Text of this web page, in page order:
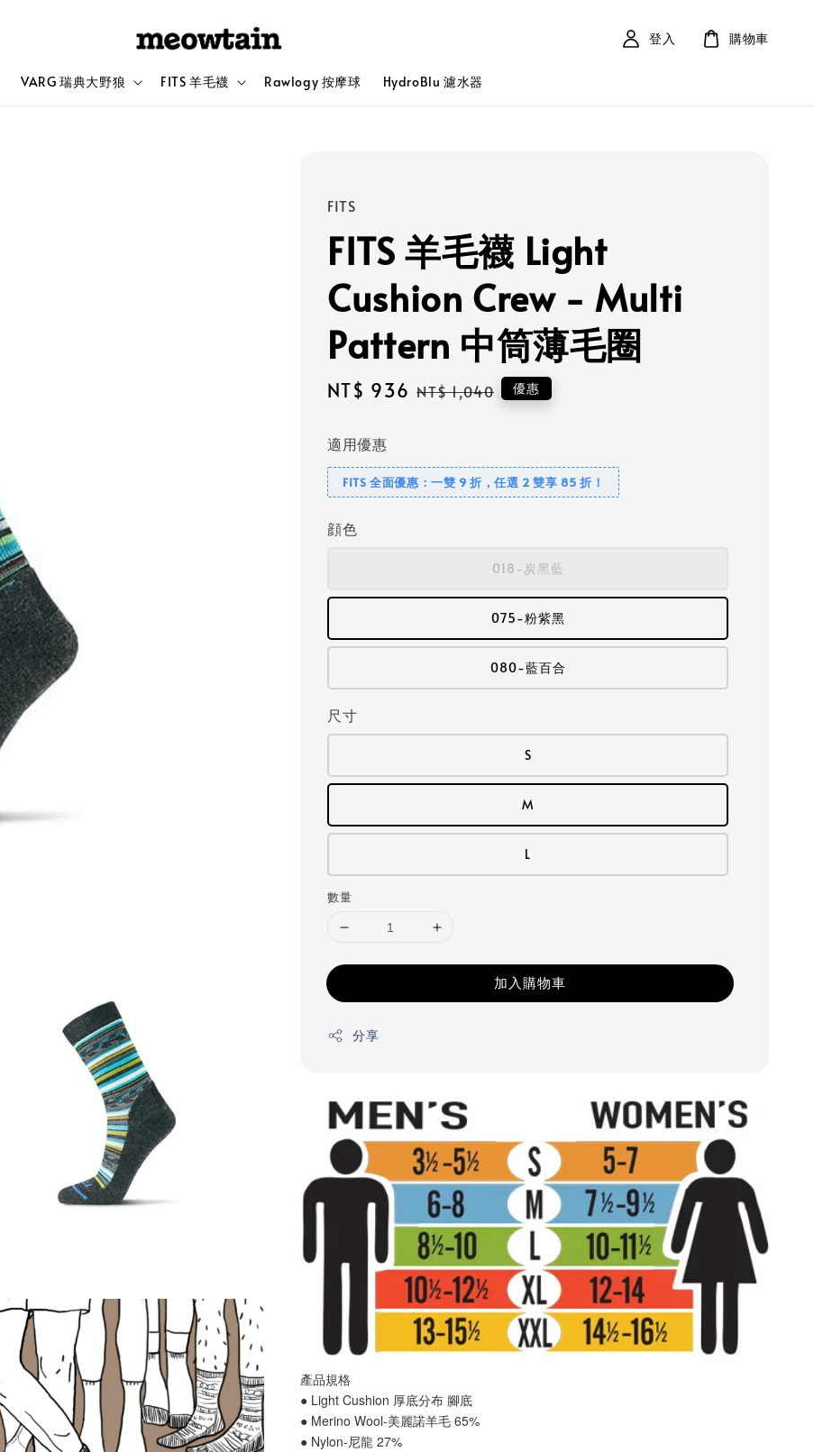
VARG 瑞典大野狼 FITS 羊毛襪 Rawlogy 按摩球 HydroBlu 濾水器
登入 購物車
FITS
FITS 羊毛襪 Light
Cushion Crew - Multi
Pattern 中筒薄毛圈
Sale
NT$ 936 Regular
NT$ 1,040 優惠
適用優惠
FITS 全面優惠：一雙 9 折，任選 2 雙享 85 折！
顔色
018-炭黑藍
075-粉紫黑
080-藍百合
尺寸
S
M
L
數量
加入購物車
分享
產品規格
● Light Cushion 厚底分布 腳底
● Merino Wool-美麗諾羊毛 65%
● Nylon-尼龍 27%